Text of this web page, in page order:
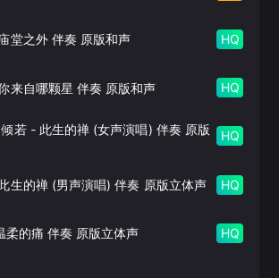
庙堂之外 伴奏 原版和声 HQ
来自哪颗星 伴奏 原版和声 HQ
若- 此生的禅 (女声演唱) 伴奏 原版
HQ
生的禅 (男声演唱) 伴奏 原版立体声 HQ
柔的痛 伴奏 原版立体声 HQ